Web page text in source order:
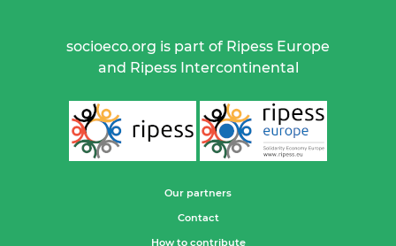
socioeco.org is part of Ripess Europe
and Ripess Intercontinental
Our partners
Contact
How to contribute